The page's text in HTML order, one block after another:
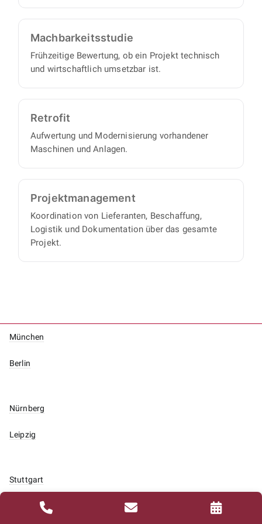
Machbarkeits­studie
Frühzeitige Bewertung, ob ein Projekt technisch
und wirtschaftlich umsetzbar ist.
Retrofit
Aufwertung und Modernisierung vorhandener
Maschinen und Anlagen.
Projekt­management
Koordination von Lieferanten, Beschaffung,
Logistik und Dokumentation über das gesamte
Projekt.
München
Berlin
Nürnberg
Leipzig
Stuttgart
Düsseldorf